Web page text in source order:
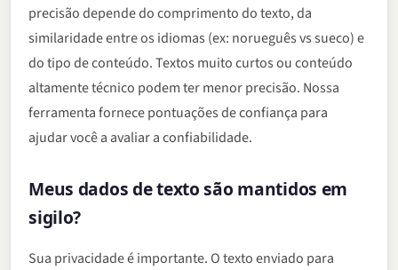
precisão depende do comprimento do texto, da
similaridade entre os idiomas (ex: norueguês vs sueco) e
do tipo de conteúdo. Textos muito curtos ou conteúdo
altamente técnico podem ter menor precisão. Nossa
ferramenta fornece pontuações de confiança para
ajudar você a avaliar a confiabilidade.
Meus dados de texto são mantidos em
sigilo?
Sua privacidade é importante. O texto enviado para